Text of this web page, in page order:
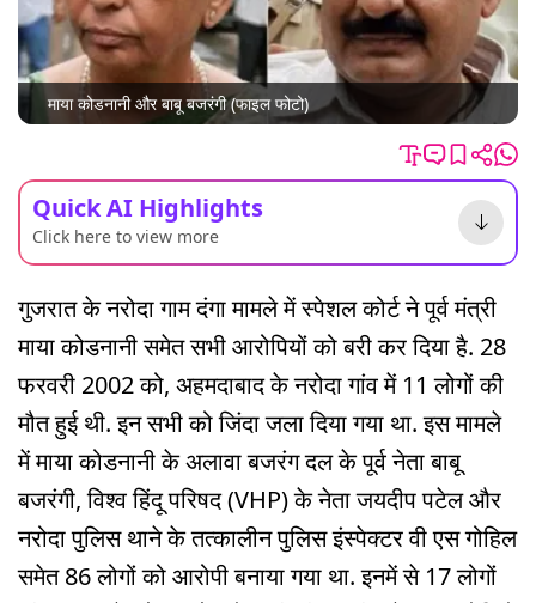
माया कोडनानी और बाबू बजरंगी (फाइल फोटो)
Quick AI Highlights
Click here to view more
गुजरात के नरोदा गाम दंगा मामले में स्पेशल कोर्ट ने पूर्व मंत्री
माया कोडनानी समेत सभी आरोपियों को बरी कर दिया है. 28
फरवरी 2002 को, अहमदाबाद के नरोदा गांव में 11 लोगों की
मौत हुई थी. इन सभी को जिंदा जला दिया गया था. इस मामले
में माया कोडनानी के अलावा बजरंग दल के पूर्व नेता बाबू
बजरंगी, विश्व हिंदू परिषद (VHP) के नेता जयदीप पटेल और
नरोदा पुलिस थाने के तत्कालीन पुलिस इंस्पेक्टर वी एस गोहिल
समेत 86 लोगों को आरोपी बनाया गया था. इनमें से 17 लोगों